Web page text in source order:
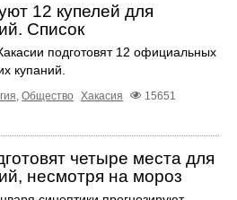
12 купелей для
Список
подготовят 12 официальных
купаний.
, Общество Хакасия
15651
четыре места для
несмотря на мороз